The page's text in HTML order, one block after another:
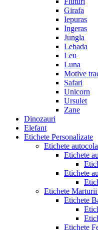
Girafa
Iepuras
Ingeras
Jungla
Lebada
Leu
Luna
Motive
Safari
Unicorn
Ursulet
Zane
Dinozauri
Elefant
Etichete Personalizate
Etichete
Etichete
Etichete
Etichete
Etichete
Etichete